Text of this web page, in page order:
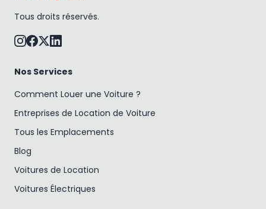
Tous droits réservés.
Nos Services
Comment Louer une Voiture ?
Entreprises de Location de Voiture
Tous les Emplacements
Blog
Voitures de Location
Voitures Électriques